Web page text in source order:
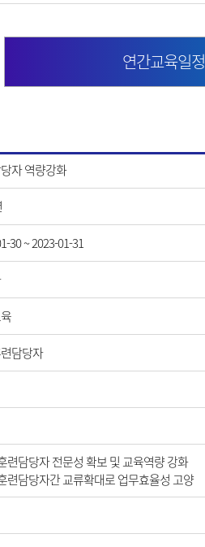
연간교육일정
자 역량강화
30 ~ 2023-01-31
담당자
련담당자 전문성 확보 및 교육역량 강화
련담당자간 교류확대로 업무효율성 고양